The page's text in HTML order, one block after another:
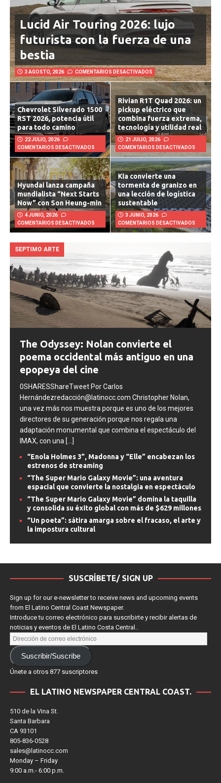
Lucid Air Touring 2026: lujo
futurista con la fuerza de una
bestia
3 AGOSTO, 2026 COMENTARIOS DESACTIVADOS
Chevrolet Silverado 1500
RST 2026, potencia útil
para todo camino
22 JULIO, 2026
COMENTARIOS DESACTIVADOS
Rivian R1T Quad 2026: un
pickup eléctrico que
combina fuerza extrema,
tecnología y utilidad real
21 JULIO, 2026
COMENTARIOS DESACTIVADOS
Hyundai lanza campaña
mundialista “Next Starts
Now” con Son Heung-min
4 JUNIO, 2026
COMENTARIOS DESACTIVADOS
Kia convierte una
tormenta de granizo en
una lección de logística
sustentable
3 JUNIO, 2026
COMENTARIOS DESACTIVADOS
SEPTIMO ARTE
The Odyssey: Nolan convierte el
poema occidental más antiguo en una
epopeya del cine
0SHARESShareTweet Por Carlos
Hernándezredacción@latinocc.com Christopher Nolan,
una vez más nos muestra porque es uno de los mejores
directores de su generación porque nos regala una
adaptación monumental que combina el espectáculo del
[...]
“Enola Holmes 3”, Madonna y “Elle” encabezan los
estrenos de streaming
“The Super Mario Galaxy Movie”: una aventura
espacial que convierte la nostalgia en espectáculo
“The Super Mario Galaxy Movie” domina la taquilla
y consolida su éxito global con más de $629 millones
“Un poeta”: sátira amarga sobre el fracaso, el arte y
la impostura cultural
SUSCRÍBETE/ SIGN UP
Sign up for our e-newsletter to receive news and upcoming events
from El Latino Central Coast Newspaper.
Introduce tu correo electrónico para suscribirte y recibir alertas de
noticias y eventos de El Latino Costa Central..
Únete a otros 877 suscriptores
510 de la Vina St.
Santa Barbara
CA 93101
805-836-0528
sales@latinocc.com
Monday – Friday
9:00 a.m.- 6:00 p.m.